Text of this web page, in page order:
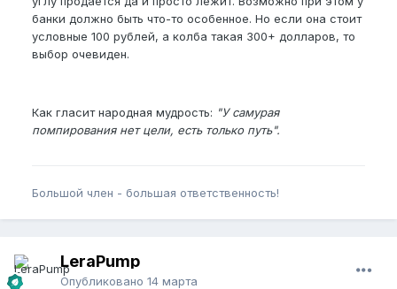
банки должно быть что-то особенное. Но если она стоит
условные 100 рублей, а колба такая 300+ долларов, то
выбор очевиден.
Как гласит народная мудрость: "У самурая
помпирования нет цели, есть только путь".
Большой член - большая ответственность!
LeraPump
Опубликовано 14 марта